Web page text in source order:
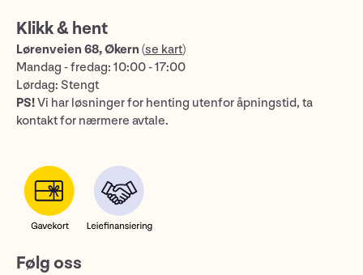
Klikk & hent
Lørenveien 68, Økern (se kart)
Mandag - fredag: 10:00 - 17:00
Lørdag: Stengt
PS!Vi har løsninger for henting utenfor åpningstid, ta
kontakt for nærmere avtale.
Følg oss